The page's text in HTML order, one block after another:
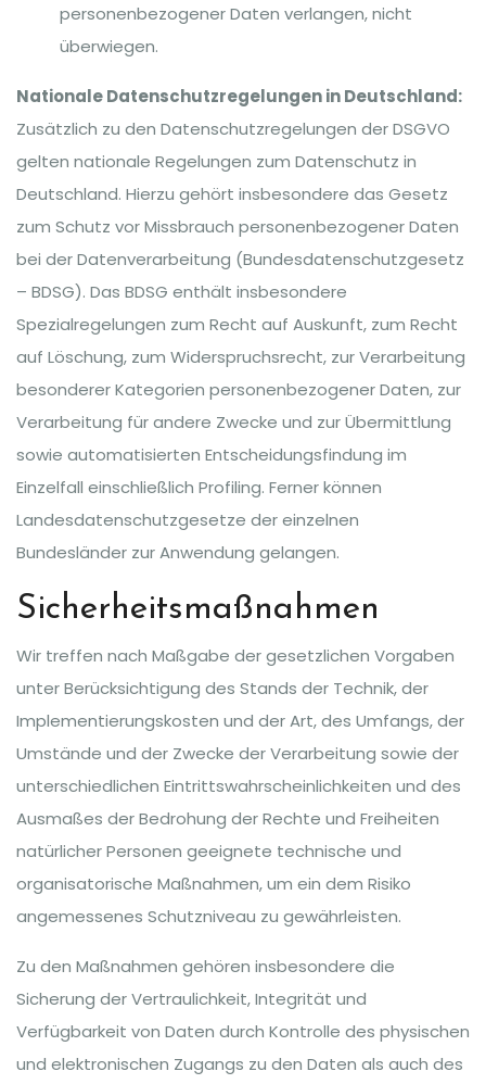
personenbezogener Daten verlangen, nicht
überwiegen.
Nationale Datenschutzregelungen in Deutschland:
Zusätzlich zu den Datenschutzregelungen der DSGVO
gelten nationale Regelungen zum Datenschutz in
Deutschland. Hierzu gehört insbesondere das Gesetz
zum Schutz vor Missbrauch personenbezogener Daten
bei der Datenverarbeitung (Bundesdatenschutzgesetz
– BDSG). Das BDSG enthält insbesondere
Spezialregelungen zum Recht auf Auskunft, zum Recht
auf Löschung, zum Widerspruchsrecht, zur Verarbeitung
besonderer Kategorien personenbezogener Daten, zur
Verarbeitung für andere Zwecke und zur Übermittlung
sowie automatisierten Entscheidungsfindung im
Einzelfall einschließlich Profiling. Ferner können
Landesdatenschutzgesetze der einzelnen
Bundesländer zur Anwendung gelangen.
Sicherheitsmaßnahmen
Wir treffen nach Maßgabe der gesetzlichen Vorgaben
unter Berücksichtigung des Stands der Technik, der
Implementierungskosten und der Art, des Umfangs, der
Umstände und der Zwecke der Verarbeitung sowie der
unterschiedlichen Eintrittswahrscheinlichkeiten und des
Ausmaßes der Bedrohung der Rechte und Freiheiten
natürlicher Personen geeignete technische und
organisatorische Maßnahmen, um ein dem Risiko
angemessenes Schutzniveau zu gewährleisten.
Zu den Maßnahmen gehören insbesondere die
Sicherung der Vertraulichkeit, Integrität und
Verfügbarkeit von Daten durch Kontrolle des physischen
und elektronischen Zugangs zu den Daten als auch des